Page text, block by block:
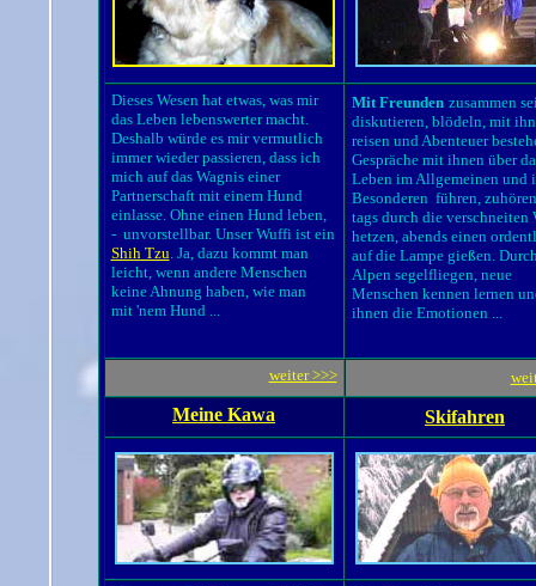
Dieses Wesen hat etwas, was mir
das Leben lebenswerter macht.
Deshalb würde es mir vermutlich
immer wieder passieren, dass ich
mich auf das Wagnis einer
Partnerschaft mit einem Hund
einlasse. Ohne einen Hund leben,
- unvorstellbar. Unser Wuffi ist ein
Shih Tzu. Ja, dazu kommt man
leicht, wenn andere Menschen
keine Ahnung haben, wie man
mit 'nem Hund ...
Mit Freunden zusammen
diskutieren, blödeln, mit
reisen und Abenteuer
Gespräche mit ihnen über
Leben im Allgemeinen und
Besonderen führen,
tags durch die verschneiten
hetzen, abends einen
auf die Lampe gießen.
Alpen segelfliegen, neue
Menschen kennen lernen
ihnen die Emotionen ...
weiter >>>
Meine Kawa Skifahren